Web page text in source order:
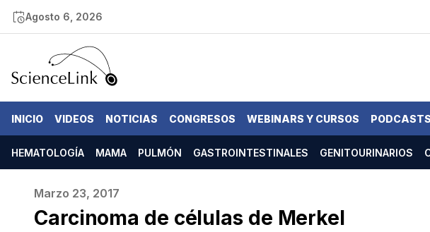
Agosto 6, 2026
INICIO VIDEOS NOTICIAS CONGRESOS WEBINARS Y CURSOS PODCASTS
HEMATOLOGÍA MAMA PULMÓN GASTROINTESTINALES GENITOURINARIOS
Marzo 23, 2017
Carcinoma de células de Merkel